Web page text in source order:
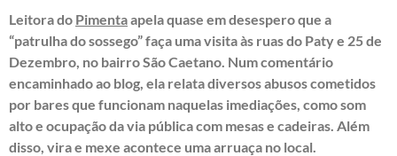
Leitora do Pimentaapela quase em desespero que a
“patrulha do sossego” faça uma visita às ruas do Paty e 25 de
Dezembro, no bairro São Caetano. Num comentário
encaminhado ao blog, ela relata diversos abusos cometidos
por bares que funcionam naquelas imediações, como som
alto e ocupação da via pública com mesas e cadeiras. Além
disso, vira e mexe acontece uma arruaça no local.